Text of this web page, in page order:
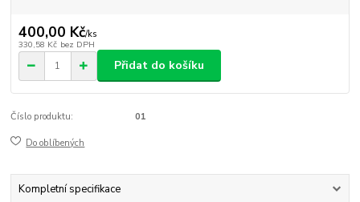
400,00 Kč/ks
330,58 Kč bez DPH
Přidat do košíku
Číslo produktu: 01
Do oblíbených
Kompletní specifikace